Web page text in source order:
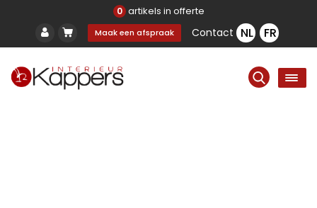
0 artikels in offerte
Maak een afspraak Contact